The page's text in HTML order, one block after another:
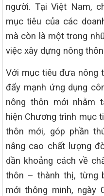
người. Tại Việt Nam,
mục tiêu của các
mà còn là một trong
việc xây dựng nông
Với mục tiêu đưa nông
đẩy mạnh ứng dụng
nông thôn mới nhằm
hiện Chương trình mục
thôn mới, góp phần
nâng cao chất lượng
dần khoảng cách về
thôn – thành thị, từng
mới thông minh, ngày